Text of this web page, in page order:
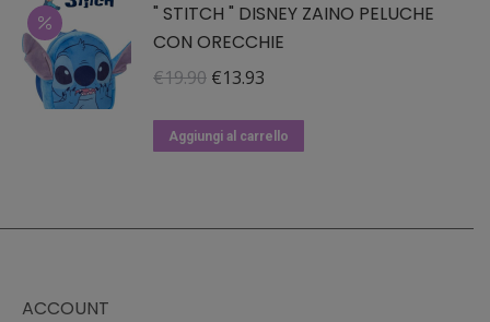
scelte
nella
pagina
prodotto
€13.90.€9.73.
" STITCH " DISNEY ZAINO PELUCHE
CON ORECCHIE
€19.90 Il
originale
€13.93
attuale
Aggiungi al carrello
ACCOUNT